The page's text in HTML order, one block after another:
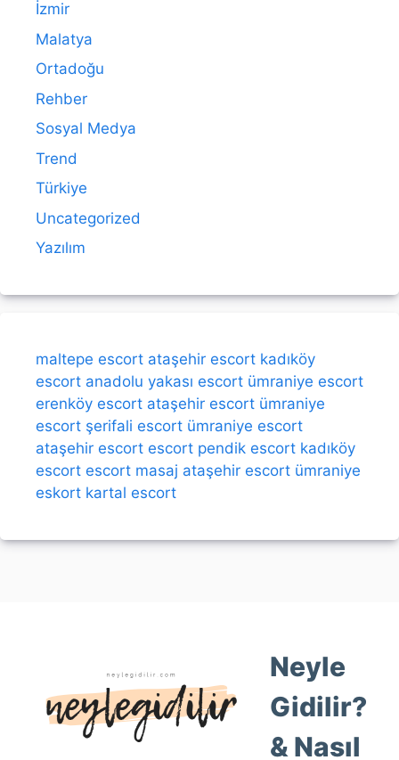
İzmir
Malatya
Ortadoğu
Rehber
Sosyal Medya
Trend
Türkiye
Uncategorized
Yazılım
maltepe escort ataşehir escort kadıköy
escort anadolu yakası escort ümraniye escort
erenköy escort ataşehir escort ümraniye
escort şerifali escort ümraniye escort
ataşehir escort escort pendik escort kadıköy
escort escort masaj ataşehir escort ümraniye
eskort kartal escort
Neyle
Gidilir?
& Nasıl